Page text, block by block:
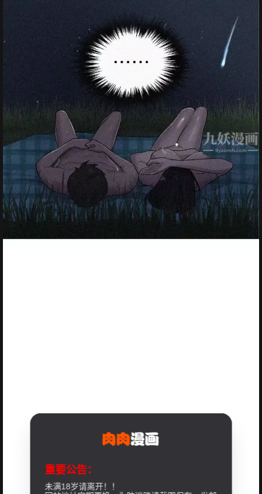
重要公告：
未满18岁请离开！！